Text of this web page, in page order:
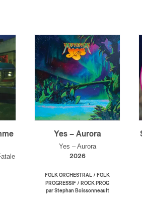
Yes – Aurora
Yes – Aurora
2026
FOLK ORCHESTRAL / FOLK
PROGRESSIF / ROCK PROG
par Stephan Boissonneault